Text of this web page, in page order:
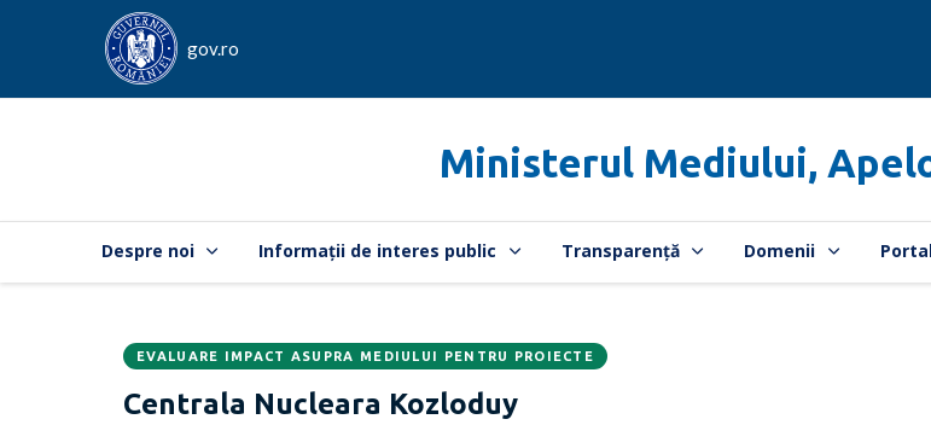
gov.ro
Ministerul Mediului,
Despre noi Informații de interes public Transparență Domenii
CATEGORIA:
EVALUARE IMPACT ASUPRA MEDIULUI PENTRU PROIECTE
Centrala Nucleara Kozloduy
Data
publicării: